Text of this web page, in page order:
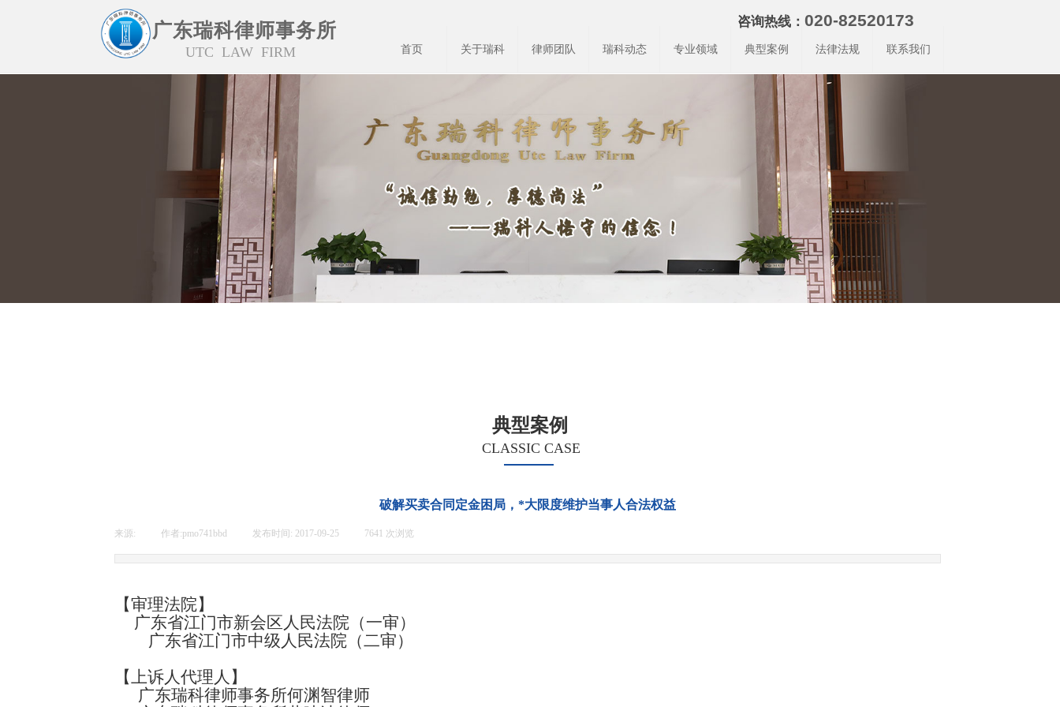
广东瑞科律师事务所
UTC LAW FIRM 首页 关于瑞科 律师团队 瑞科动态 专业领域 典型案例 法律法规 联系我们
咨询热线： 020-82520173
典型案例
CLASSIC CASE
破解买卖合同定金困局，*大限度维护当事人合法权益
来源: 作者:pmo741bbd 发布时间: 2017-09-25 7641 次浏览
【审理法院】
广东省江门市新会区人民法院（一审）
广东省江门市中级人民法院（二审）
【上诉人代理人】
广东瑞科律师事务所何渊智律师